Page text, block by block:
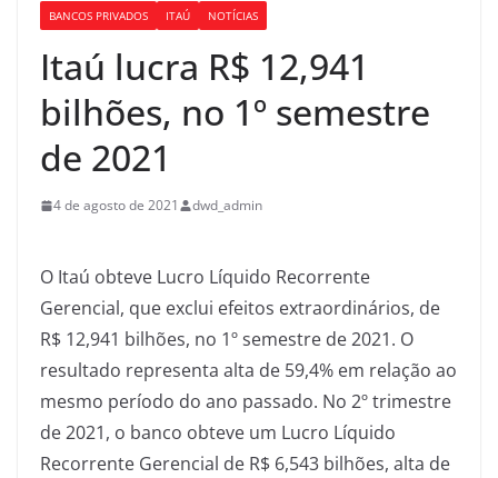
BANCOS PRIVADOS ITAÚ NOTÍCIAS
Itaú lucra R$ 12,941
bilhões, no 1º semestre
de 2021
4 de agosto de 2021 dwd_admin
O Itaú obteve Lucro Líquido Recorrente
Gerencial, que exclui efeitos extraordinários, de
R$ 12,941 bilhões, no 1º semestre de 2021. O
resultado representa alta de 59,4% em relação ao
mesmo período do ano passado. No 2º trimestre
de 2021, o banco obteve um Lucro Líquido
Recorrente Gerencial de R$ 6,543 bilhões, alta de